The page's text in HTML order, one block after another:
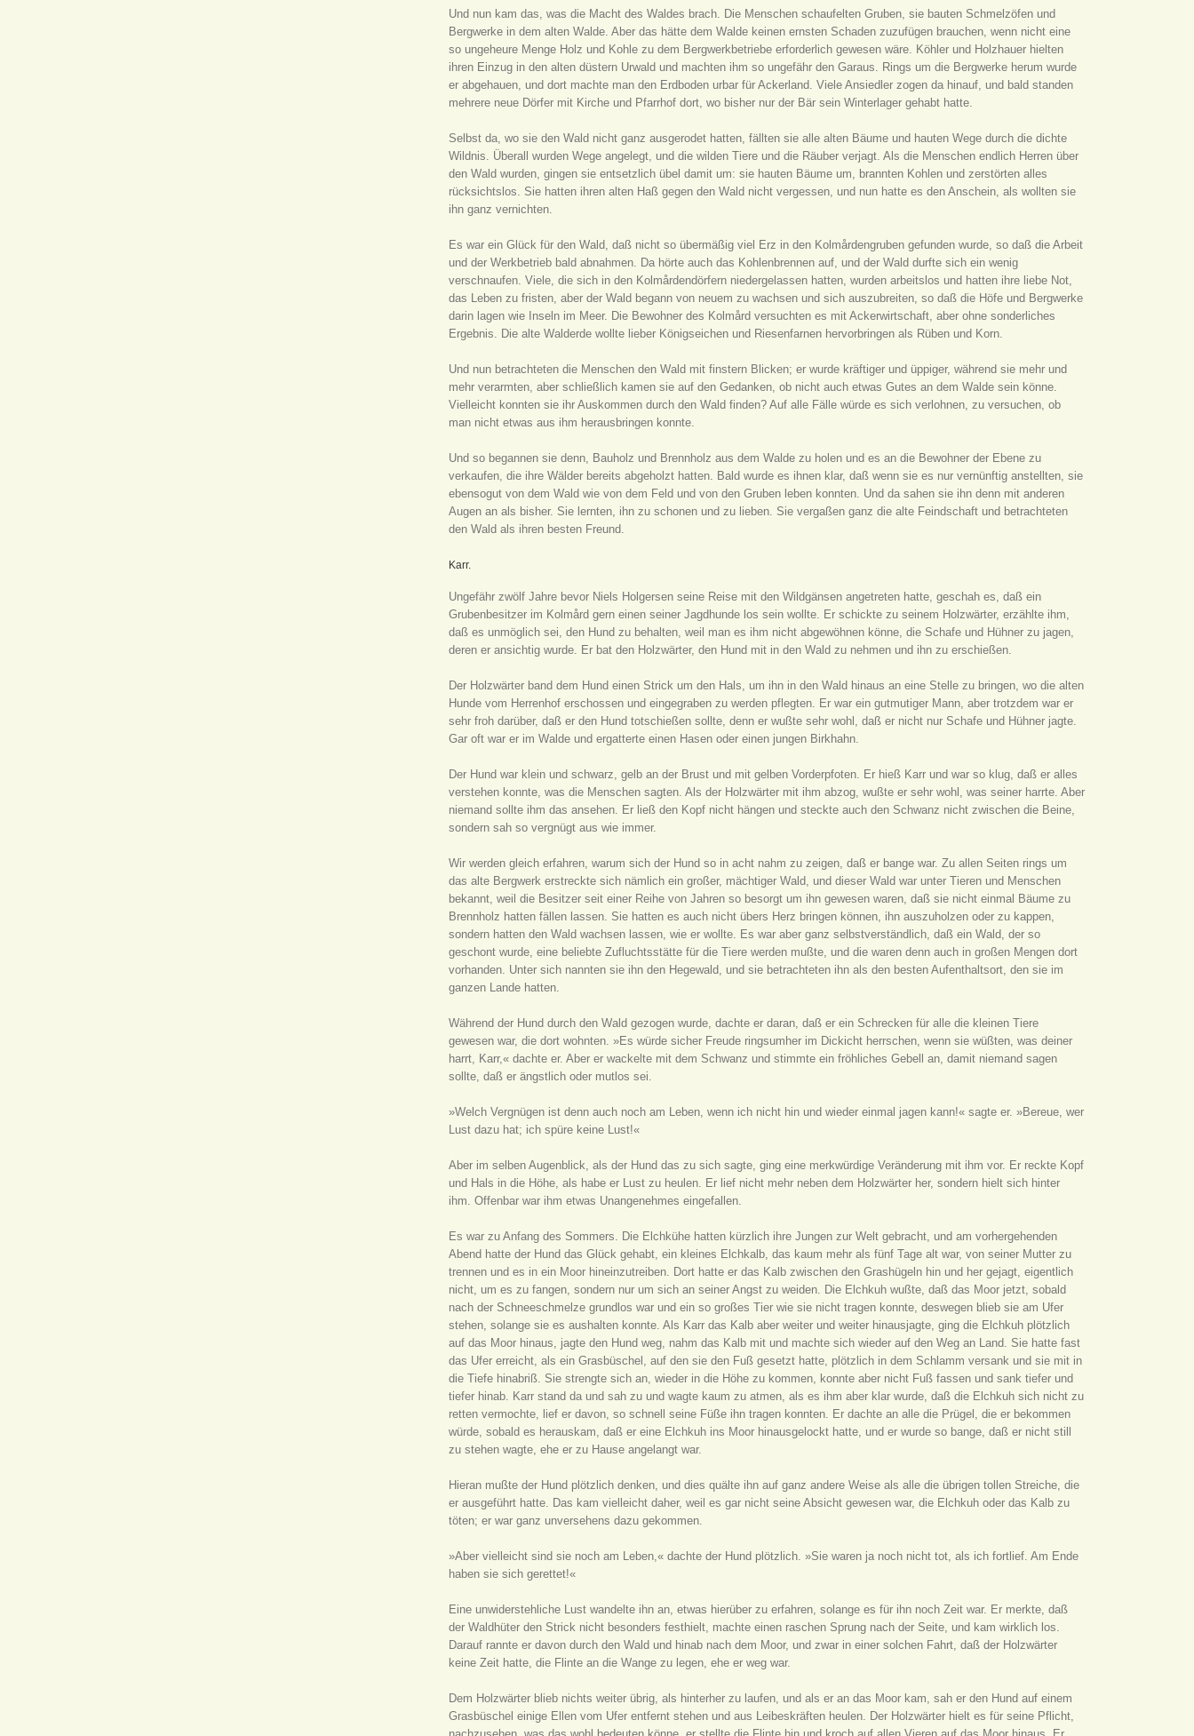
Und nun kam das, was die Macht des Waldes brach. Die Menschen schaufelten Gruben, sie bauten Schmelzöfen und
Bergwerke in dem alten Walde. Aber das hätte dem Walde keinen ernsten Schaden zuzufügen brauchen, wenn nicht eine
so ungeheure Menge Holz und Kohle zu dem Bergwerkbetriebe erforderlich gewesen wäre. Köhler und Holzhauer hielten
ihren Einzug in den alten düstern Urwald und machten ihm so ungefähr den Garaus. Rings um die Bergwerke herum wurde
er abgehauen, und dort machte man den Erdboden urbar für Ackerland. Viele Ansiedler zogen da hinauf, und bald standen
mehrere neue Dörfer mit Kirche und Pfarrhof dort, wo bisher nur der Bär sein Winterlager gehabt hatte.
Selbst da, wo sie den Wald nicht ganz ausgerodet hatten, fällten sie alle alten Bäume und hauten Wege durch die dichte
Wildnis. Überall wurden Wege angelegt, und die wilden Tiere und die Räuber verjagt. Als die Menschen endlich Herren über
den Wald wurden, gingen sie entsetzlich übel damit um: sie hauten Bäume um, brannten Kohlen und zerstörten alles
rücksichtslos. Sie hatten ihren alten Haß gegen den Wald nicht vergessen, und nun hatte es den Anschein, als wollten sie
ihn ganz vernichten.
Es war ein Glück für den Wald, daß nicht so übermäßig viel Erz in den Kolmårdengruben gefunden wurde, so daß die Arbeit
und der Werkbetrieb bald abnahmen. Da hörte auch das Kohlenbrennen auf, und der Wald durfte sich ein wenig
verschnaufen. Viele, die sich in den Kolmårdendörfern niedergelassen hatten, wurden arbeitslos und hatten ihre liebe Not,
das Leben zu fristen, aber der Wald begann von neuem zu wachsen und sich auszubreiten, so daß die Höfe und Bergwerke
darin lagen wie Inseln im Meer. Die Bewohner des Kolmård versuchten es mit Ackerwirtschaft, aber ohne sonderliches
Ergebnis. Die alte Walderde wollte lieber Königseichen und Riesenfarnen hervorbringen als Rüben und Korn.
Und nun betrachteten die Menschen den Wald mit finstern Blicken; er wurde kräftiger und üppiger, während sie mehr und
mehr verarmten, aber schließlich kamen sie auf den Gedanken, ob nicht auch etwas Gutes an dem Walde sein könne.
Vielleicht konnten sie ihr Auskommen durch den Wald finden? Auf alle Fälle würde es sich verlohnen, zu versuchen, ob
man nicht etwas aus ihm herausbringen konnte.
Und so begannen sie denn, Bauholz und Brennholz aus dem Walde zu holen und es an die Bewohner der Ebene zu
verkaufen, die ihre Wälder bereits abgeholzt hatten. Bald wurde es ihnen klar, daß wenn sie es nur vernünftig anstellten, sie
ebensogut von dem Wald wie von dem Feld und von den Gruben leben konnten. Und da sahen sie ihn denn mit anderen
Augen an als bisher. Sie lernten, ihn zu schonen und zu lieben. Sie vergaßen ganz die alte Feindschaft und betrachteten
den Wald als ihren besten Freund.
Karr.
Ungefähr zwölf Jahre bevor Niels Holgersen seine Reise mit den Wildgänsen angetreten hatte, geschah es, daß ein
Grubenbesitzer im Kolmård gern einen seiner Jagdhunde los sein wollte. Er schickte zu seinem Holzwärter, erzählte ihm,
daß es unmöglich sei, den Hund zu behalten, weil man es ihm nicht abgewöhnen könne, die Schafe und Hühner zu jagen,
deren er ansichtig wurde. Er bat den Holzwärter, den Hund mit in den Wald zu nehmen und ihn zu erschießen.
Der Holzwärter band dem Hund einen Strick um den Hals, um ihn in den Wald hinaus an eine Stelle zu bringen, wo die alten
Hunde vom Herrenhof erschossen und eingegraben zu werden pflegten. Er war ein gutmutiger Mann, aber trotzdem war er
sehr froh darüber, daß er den Hund totschießen sollte, denn er wußte sehr wohl, daß er nicht nur Schafe und Hühner jagte.
Gar oft war er im Walde und ergatterte einen Hasen oder einen jungen Birkhahn.
Der Hund war klein und schwarz, gelb an der Brust und mit gelben Vorderpfoten. Er hieß Karr und war so klug, daß er alles
verstehen konnte, was die Menschen sagten. Als der Holzwärter mit ihm abzog, wußte er sehr wohl, was seiner harrte. Aber
niemand sollte ihm das ansehen. Er ließ den Kopf nicht hängen und steckte auch den Schwanz nicht zwischen die Beine,
sondern sah so vergnügt aus wie immer.
Wir werden gleich erfahren, warum sich der Hund so in acht nahm zu zeigen, daß er bange war. Zu allen Seiten rings um
das alte Bergwerk erstreckte sich nämlich ein großer, mächtiger Wald, und dieser Wald war unter Tieren und Menschen
bekannt, weil die Besitzer seit einer Reihe von Jahren so besorgt um ihn gewesen waren, daß sie nicht einmal Bäume zu
Brennholz hatten fällen lassen. Sie hatten es auch nicht übers Herz bringen können, ihn auszuholzen oder zu kappen,
sondern hatten den Wald wachsen lassen, wie er wollte. Es war aber ganz selbstverständlich, daß ein Wald, der so
geschont wurde, eine beliebte Zufluchtsstätte für die Tiere werden mußte, und die waren denn auch in großen Mengen dort
vorhanden. Unter sich nannten sie ihn den Hegewald, und sie betrachteten ihn als den besten Aufenthaltsort, den sie im
ganzen Lande hatten.
Während der Hund durch den Wald gezogen wurde, dachte er daran, daß er ein Schrecken für alle die kleinen Tiere
gewesen war, die dort wohnten. »Es würde sicher Freude ringsumher im Dickicht herrschen, wenn sie wüßten, was deiner
harrt, Karr,« dachte er. Aber er wackelte mit dem Schwanz und stimmte ein fröhliches Gebell an, damit niemand sagen
sollte, daß er ängstlich oder mutlos sei.
»Welch Vergnügen ist denn auch noch am Leben, wenn ich nicht hin und wieder einmal jagen kann!« sagte er. »Bereue, wer
Lust dazu hat; ich spüre keine Lust!«
Aber im selben Augenblick, als der Hund das zu sich sagte, ging eine merkwürdige Veränderung mit ihm vor. Er reckte Kopf
und Hals in die Höhe, als habe er Lust zu heulen. Er lief nicht mehr neben dem Holzwärter her, sondern hielt sich hinter
ihm. Offenbar war ihm etwas Unangenehmes eingefallen.
Es war zu Anfang des Sommers. Die Elchkühe hatten kürzlich ihre Jungen zur Welt gebracht, und am vorhergehenden
Abend hatte der Hund das Glück gehabt, ein kleines Elchkalb, das kaum mehr als fünf Tage alt war, von seiner Mutter zu
trennen und es in ein Moor hineinzutreiben. Dort hatte er das Kalb zwischen den Grashügeln hin und her gejagt, eigentlich
nicht, um es zu fangen, sondern nur um sich an seiner Angst zu weiden. Die Elchkuh wußte, daß das Moor jetzt, sobald
nach der Schneeschmelze grundlos war und ein so großes Tier wie sie nicht tragen konnte, deswegen blieb sie am Ufer
stehen, solange sie es aushalten konnte. Als Karr das Kalb aber weiter und weiter hinausjagte, ging die Elchkuh plötzlich
auf das Moor hinaus, jagte den Hund weg, nahm das Kalb mit und machte sich wieder auf den Weg an Land. Sie hatte fast
das Ufer erreicht, als ein Grasbüschel, auf den sie den Fuß gesetzt hatte, plötzlich in dem Schlamm versank und sie mit in
die Tiefe hinabriß. Sie strengte sich an, wieder in die Höhe zu kommen, konnte aber nicht Fuß fassen und sank tiefer und
tiefer hinab. Karr stand da und sah zu und wagte kaum zu atmen, als es ihm aber klar wurde, daß die Elchkuh sich nicht zu
retten vermochte, lief er davon, so schnell seine Füße ihn tragen konnten. Er dachte an alle die Prügel, die er bekommen
würde, sobald es herauskam, daß er eine Elchkuh ins Moor hinausgelockt hatte, und er wurde so bange, daß er nicht still
zu stehen wagte, ehe er zu Hause angelangt war.
Hieran mußte der Hund plötzlich denken, und dies quälte ihn auf ganz andere Weise als alle die übrigen tollen Streiche, die
er ausgeführt hatte. Das kam vielleicht daher, weil es gar nicht seine Absicht gewesen war, die Elchkuh oder das Kalb zu
töten; er war ganz unversehens dazu gekommen.
»Aber vielleicht sind sie noch am Leben,« dachte der Hund plötzlich. »Sie waren ja noch nicht tot, als ich fortlief. Am Ende
haben sie sich gerettet!«
Eine unwiderstehliche Lust wandelte ihn an, etwas hierüber zu erfahren, solange es für ihn noch Zeit war. Er merkte, daß
der Waldhüter den Strick nicht besonders festhielt, machte einen raschen Sprung nach der Seite, und kam wirklich los.
Darauf rannte er davon durch den Wald und hinab nach dem Moor, und zwar in einer solchen Fahrt, daß der Holzwärter
keine Zeit hatte, die Flinte an die Wange zu legen, ehe er weg war.
Dem Holzwärter blieb nichts weiter übrig, als hinterher zu laufen, und als er an das Moor kam, sah er den Hund auf einem
Grasbüschel einige Ellen vom Ufer entfernt stehen und aus Leibeskräften heulen. Der Holzwärter hielt es für seine Pflicht,